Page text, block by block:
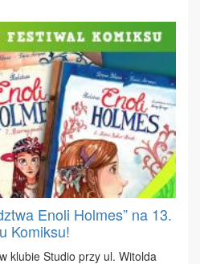
Enoli Holmes” na 13.
Komiksu!
klu­bie Stu­dio przy ul. Wi­tol­da